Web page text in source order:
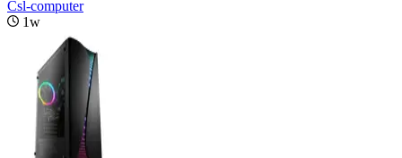
Csl-computer
1w